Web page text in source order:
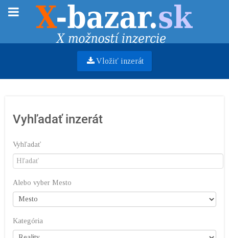
Vložiť inzerát
Vyhľadať inzerát
Vyhľadať
Alebo vyber Mesto
Kategória